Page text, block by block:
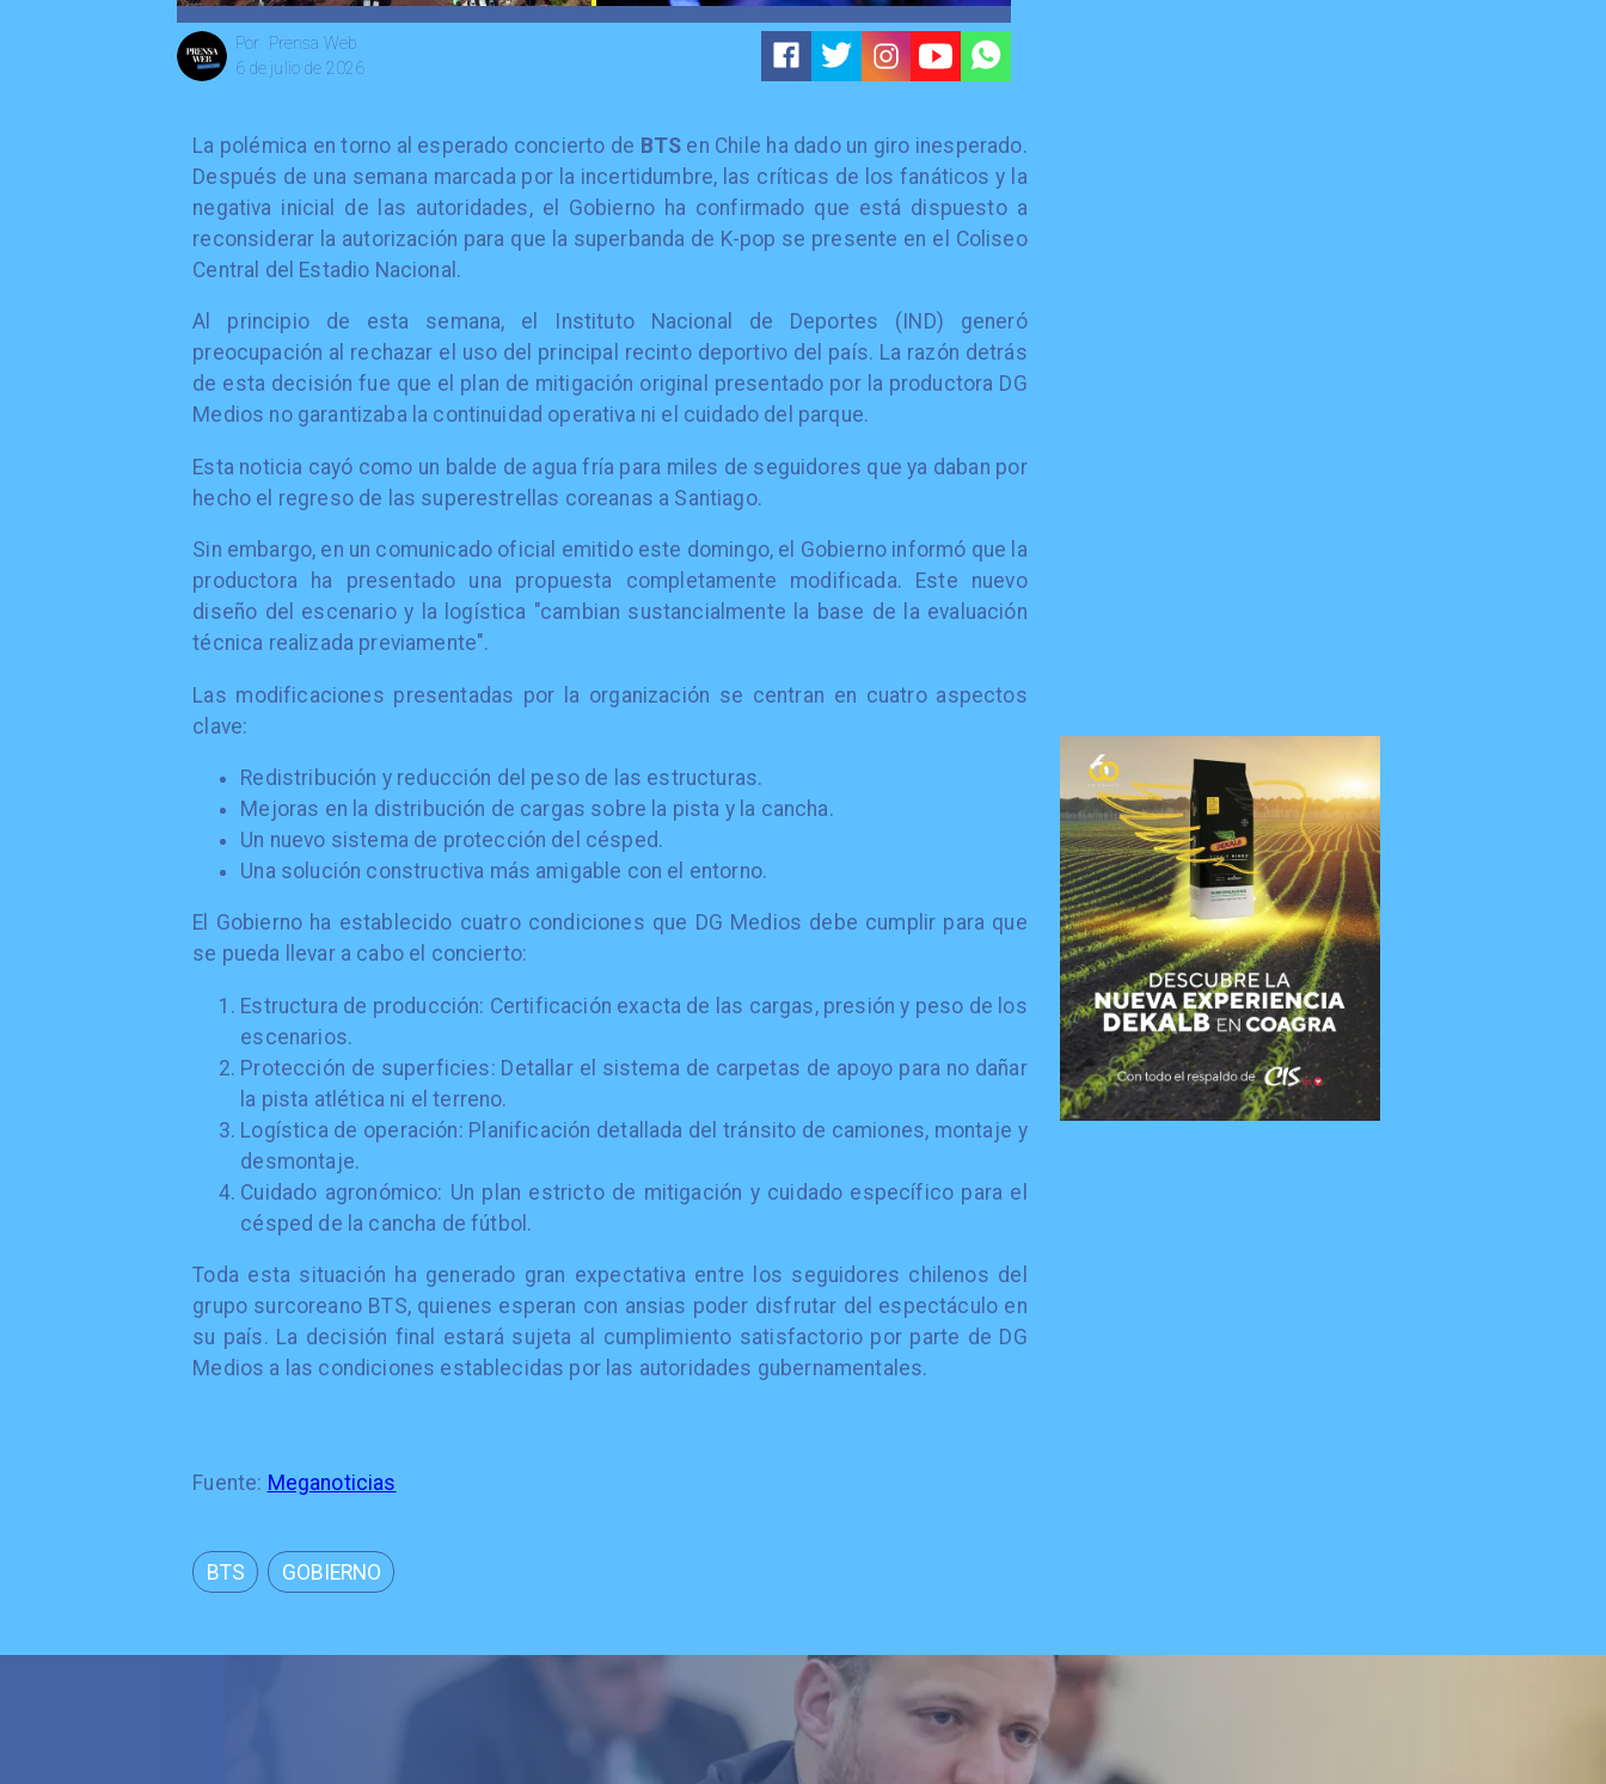
Prensa Web
Por
6 de julio de 2026
La polémica en torno al esperado concierto de BTS en Chile ha dado un giro inesperado.
Después de una semana marcada por la incertidumbre, las críticas de los fanáticos y la
negativa inicial de las autoridades, el Gobierno ha confirmado que está dispuesto a
reconsiderar la autorización para que la superbanda de K-pop se presente en el Coliseo
Central del Estadio Nacional.
Al principio de esta semana, el Instituto Nacional de Deportes (IND) generó
preocupación al rechazar el uso del principal recinto deportivo del país. La razón detrás
de esta decisión fue que el plan de mitigación original presentado por la productora DG
Medios no garantizaba la continuidad operativa ni el cuidado del parque.
Esta noticia cayó como un balde de agua fría para miles de seguidores que ya daban por
hecho el regreso de las superestrellas coreanas a Santiago.
Sin embargo, en un comunicado oficial emitido este domingo, el Gobierno informó que la
productora ha presentado una propuesta completamente modificada. Este nuevo
diseño del escenario y la logística "cambian sustancialmente la base de la evaluación
técnica realizada previamente".
Las modificaciones presentadas por la organización se centran en cuatro aspectos
clave:
Redistribución y reducción del peso de las estructuras.
Mejoras en la distribución de cargas sobre la pista y la cancha.
Un nuevo sistema de protección del césped.
Una solución constructiva más amigable con el entorno.
El Gobierno ha establecido cuatro condiciones que DG Medios debe cumplir para que
se pueda llevar a cabo el concierto:
Estructura de producción: Certificación exacta de las cargas, presión y peso de los
escenarios.
Protección de superficies: Detallar el sistema de carpetas de apoyo para no dañar
la pista atlética ni el terreno.
Logística de operación: Planificación detallada del tránsito de camiones, montaje y
desmontaje.
Cuidado agronómico: Un plan estricto de mitigación y cuidado específico para el
césped de la cancha de fútbol.
Toda esta situación ha generado gran expectativa entre los seguidores chilenos del
grupo surcoreano BTS, quienes esperan con ansias poder disfrutar del espectáculo en
su país. La decisión final estará sujeta al cumplimiento satisfactorio por parte de DG
Medios a las condiciones establecidas por las autoridades gubernamentales.
Fuente: Meganoticias
BTS GOBIERNO